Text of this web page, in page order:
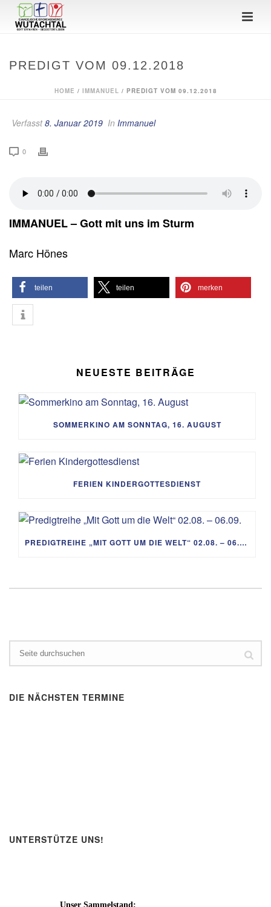
PREDIGT VOM 09.12.2018
HOME / IMMANUEL / PREDIGT VOM 09.12.2018
Verfasst8. Januar 2019 In Immanuel
0
IMMANUEL – Gott mit uns im Sturm
Marc Hönes
teilen teilen merken
NEUESTE BEITRÄGE
SOMMERKINO AM SONNTAG, 16. AUGUST
FERIEN KINDERGOTTESDIENST
PREDIGTREIHE „MIT GOTT UM DIE WELT“ 02.08. – 06.09.
DIE NÄCHSTEN TERMINE
UNTERSTÜTZE UNS!